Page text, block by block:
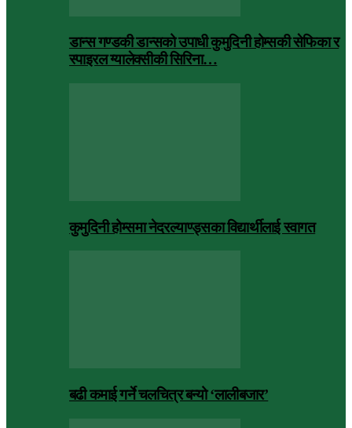
डान्स गण्डकी डान्सको उपाधी कुमुदिनी होम्सकी सेफिका र
स्पाइरल ग्यालेक्सीकी सिरिना…
कुमुदिनी होम्समा नेदरल्याण्ड्सका विद्यार्थीलाई स्वागत
बढी कमाई गर्ने चलचित्र बन्यो ‘लालीबजार’